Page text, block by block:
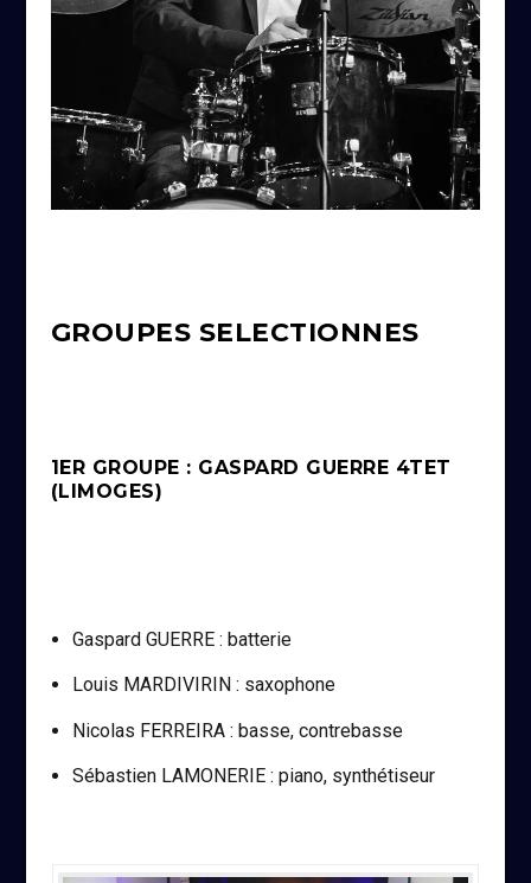
GROUPES SELECTIONNES
1ER GROUPE : GASPARD GUERRE 4TET
(LIMOGES)
Gaspard GUERRE : batterie
Louis MARDIVIRIN : saxophone
Nicolas FERREIRA : basse, contrebasse
Sébastien LAMONERIE : piano, synthétiseur